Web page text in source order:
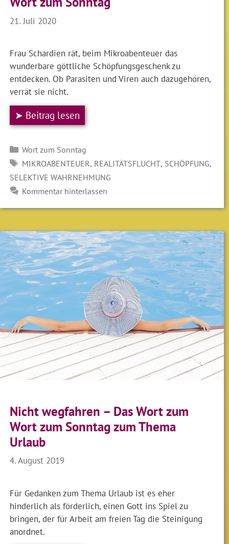
21. Juli 2020
Frau Schardien rät, beim Mikroabenteuer das
wunderbare göttliche Schöpfungsgeschenk zu
entdecken. Ob Parasiten und Viren auch dazugehören,
verrät sie nicht.
➤ Beitrag lesen
Kategorien
Wort zum Sonntag
SCHLAGWÖRTER
MIKROABENTEUER, REALITÄTSFLUCHT, SCHÖPFUNG,
SELEKTIVE WAHRNEHMUNG
Kommentar hinterlassen
Nicht wegfahren – Das Wort zum
Wort zum Sonntag zum Thema
Urlaub
4. August 2019
Für Gedanken zum Thema Urlaub ist es eher
hinderlich als förderlich, einen Gott ins Spiel zu
bringen, der für Arbeit am freien Tag die Steinigung
anordnet.